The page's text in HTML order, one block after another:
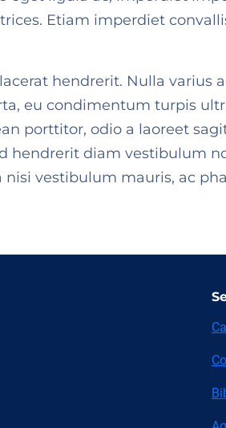
Etiam imperdiet
hendrerit. Nulla varius
eu condimentum turpis
porttitor, odio a laoreet
hendrerit diam vestibulum
vestibulum mauris, ac